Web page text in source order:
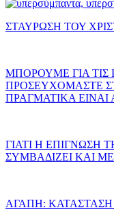
ΣΤΑΥΡΩΣΗ ΤΟΥ
ΜΠΟΡΟΥΜΕ ΓΙΑ
ΠΡΟΣΕΥΧΟΜΑΣΤΕ
ΠΡΑΓΜΑΤΙΚΑ ΕΙΝΑΙ
ΓΙΑΤΙ Η ΕΠΙΓΝΩΣΗ
ΣΥΜΒΑΔΙΖΕΙ ΚΑΙ
ΑΓΑΠΗ: